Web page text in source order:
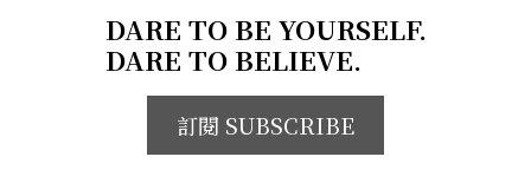
DARE TO BE YOURSELF.
DARE TO BELIEVE.
訂閱 SUBSCRIBE